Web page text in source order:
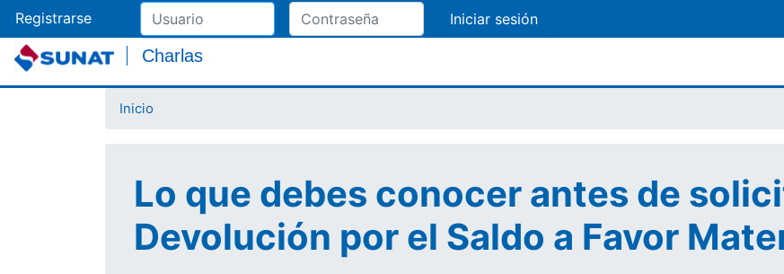
al
Registrarse
Charlas
Inicio
Lo que debes conocer antes de
Devolución por el Saldo a Favor